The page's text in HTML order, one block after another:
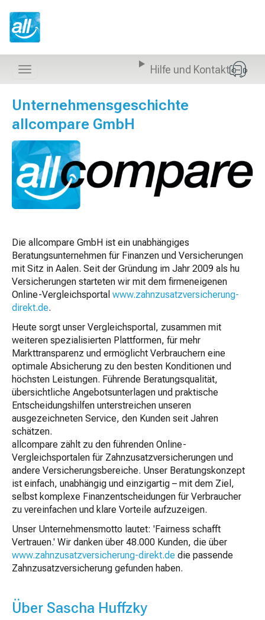
n
a
Navigation
anzeigen
Hilfe und Kontakt
Unternehmensgeschichte
allcompare GmbH
Die allcompare GmbH ist ein unabhängiges
Beratungsunternehmen für Finanzen und Versicherungen
mit Sitz in Aalen. Seit der Gründung im Jahr 2009 als hu
Versicherungen starteten wir mit dem firmeneigenen
Online-Vergleichsportal www.zahnzusatzversicherung-
direkt.de.
Heute sorgt unser Vergleichsportal, zusammen mit
weiteren spezialisierten Plattformen, für mehr
Markttransparenz und ermöglicht Verbrauchern eine
optimale Absicherung zu den besten Konditionen und
höchsten Leistungen. Führende Beratungsqualität,
übersichtliche Angebotsunterlagen und praktische
Entscheidungshilfen unterstreichen unseren
ausgezeichneten Service, den Kunden seit Jahren
schätzen.
allcompare zählt zu den führenden Online-
Vergleichsportalen für Zahnzusatzversicherungen und
andere Versicherungsbereiche. Unser Beratungskonzept
ist einfach, unabhängig und einzigartig – mit dem Ziel,
selbst komplexe Finanzentscheidungen für Verbraucher
zu vereinfachen und klare Vorteile aufzuzeigen.
Unser Unternehmensmotto lautet: 'Fairness schafft
Vertrauen.' Wir danken über 48.000 Kunden, die über
www.zahnzusatzversicherung-direkt.de die passende
Zahnzusatzversicherung gefunden haben.
Über Sascha Huffzky